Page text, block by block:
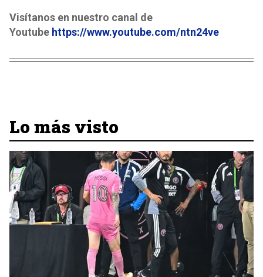
Visítanos en nuestro canal de
Youtube https://www.youtube.com/ntn24ve
Lo más visto